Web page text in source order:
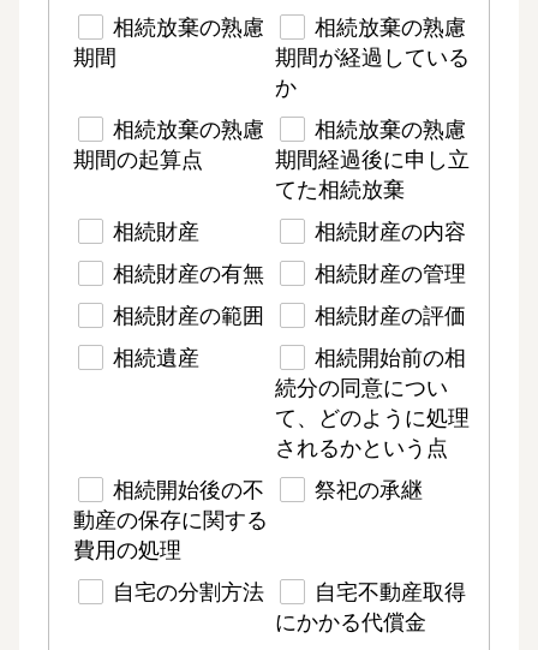
相続放棄の熟慮
期間
相続放棄の熟慮
期間が経過している
か
相続放棄の熟慮
期間の起算点
相続放棄の熟慮
期間経過後に申し立
てた相続放棄
相続財産
相続財産の内容
相続財産の有無
相続財産の管理
相続財産の範囲
相続財産の評価
相続遺産
相続開始前の相
続分の同意につい
て、どのように処理
されるかという点
相続開始後の不
動産の保存に関する
費用の処理
祭祀の承継
自宅の分割方法
自宅不動産取得
にかかる代償金